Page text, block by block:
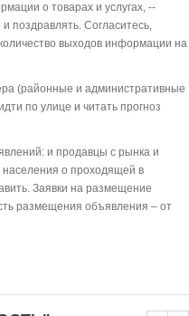
о товарах и услугах, --
поздравлять. Согласитесь,
выходов информации на
(районные и административные
по улице и читать прогноз
и продавцы с рынка и
о проходящей в
Заявки на размещение
размещения объявления – от